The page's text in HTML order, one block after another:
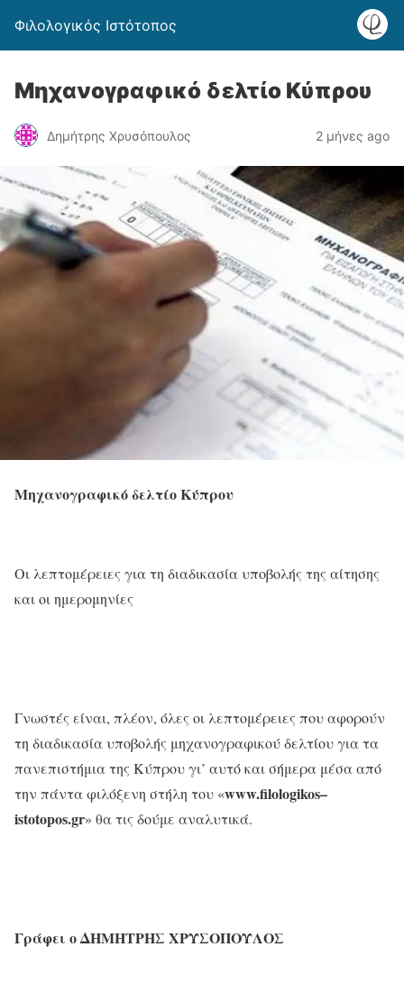
Φιλολογικός Ιστότοπος
Μηχανογραφικό δελτίο Κύπρου
Δημήτρης Χρυσόπουλος 2 μήνες ago
Μηχανογραφικό δελτίο Κύπρου
Οι λεπτομέρειες για τη διαδικασία υποβολής της αίτησης
και οι ημερομηνίες
Γνωστές είναι, πλέον, όλες οι λεπτομέρειες που αφορούν
τη διαδικασία υποβολής μηχανογραφικού δελτίου για τα
πανεπιστήμια της Κύπρου γι’ αυτό και σήμερα μέσα από
την πάντα φιλόξενη στήλη του «www.filologikos–
istotopos.gr» θα τις δούμε αναλυτικά.
Γράφει οΔΗΜΗΤΡΗΣ ΧΡΥΣΟΠΟΥΛΟΣ